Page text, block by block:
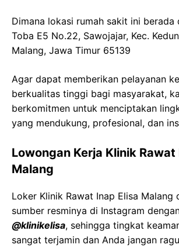
Dimana lokasi rumah sakit ini berada
Toba E5 No.22, Sawojajar, Kec.
Malang, Jawa Timur 65139
Agar dapat memberikan pelayanan
berkualitas tinggi bagi masyarakat,
berkomitmen untuk menciptakan
yang mendukung, profesional, dan
Lowongan Kerja Klinik Rawat
Malang
Loker Klinik Rawat Inap Elisa Malang
sumber resminya di Instagram
@klinikelisa, sehingga tingkat
sangat terjamin dan Anda jangan